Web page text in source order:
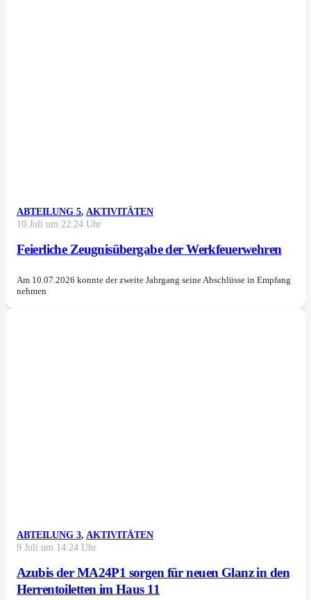
ABTEILUNG 5, AKTIVITÄTEN
10 Juli um 22:24 Uhr
Feierliche Zeugnisübergabe der Werkfeuerwehren
Am 10.07.2026 konnte der zweite Jahrgang seine Abschlüsse in Empfang
nehmen
ABTEILUNG 3, AKTIVITÄTEN
9 Juli um 14:24 Uhr
Azubis der MA24P1 sorgen für neuen Glanz in den
Herrentoiletten im Haus 11